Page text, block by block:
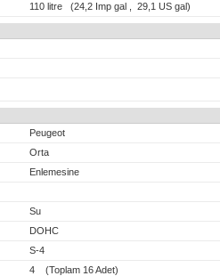
110 litre (24,2 Imp gal , 29,1 US gal)
Peugeot
Orta
Enlemesine
Su
DOHC
S-4
4 (Toplam 16 Adet)